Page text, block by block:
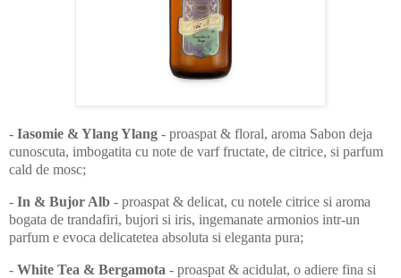
- Iasomie & Ylang Ylang - proaspat & floral, aroma Sabon deja
cunoscuta, imbogatita cu note de varf fructate, de citrice, si parfum
cald de mosc;
- In & Bujor Alb - proaspat & delicat, cu notele citrice si aroma
bogata de trandafiri, bujori si iris, ingemanate armonios intr-un
parfum e evoca delicatetea absoluta si eleganta pura;
- White Tea & Bergamota - proaspat & acidulat, o adiere fina si